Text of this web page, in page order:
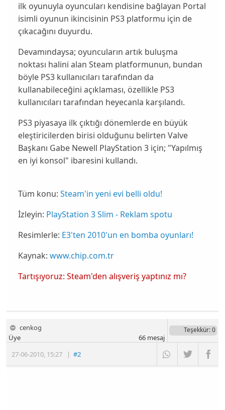
ilk oyunuyla oyuncuları kendisine bağlayan Portal
isimli oyunun ikincisinin PS3 platformu için de
çıkacağını duyurdu.
Devamındaysa; oyuncuların artık buluşma
noktası halini alan Steam platformunun, bundan
böyle PS3 kullanıcıları tarafından da
kullanabileceğini açıklaması, özellikle PS3
kullanıcıları tarafından heyecanla karşılandı.
PS3 piyasaya ilk çıktığı dönemlerde en büyük
eleştiricilerden birisi olduğunu belirten Valve
Başkanı Gabe Newell PlayStation 3 için; "Yapılmış
en iyi konsol" ibaresini kullandı.
Tüm konu: Steam'in yeni evi belli oldu!
İzleyin: PlayStation 3 Slim - Reklam spotu
Resimlerle: E3'ten 2010'un en bomba oyunları!
Kaynak: www.chip.com.tr
Tartışıyoruz: Steam'den alışveriş yaptınız mı?
cenkog
27-06-2010, 15:27 |#2
Üye
Teşekkür: 0
66mesaj